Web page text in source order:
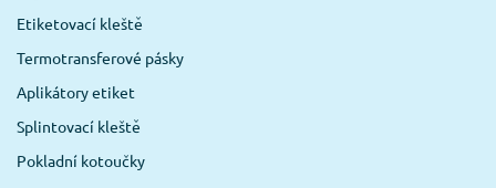
Etiketovací kleště
Termotransferové pásky
Aplikátory etiket
Splintovací kleště
Pokladní kotoučky